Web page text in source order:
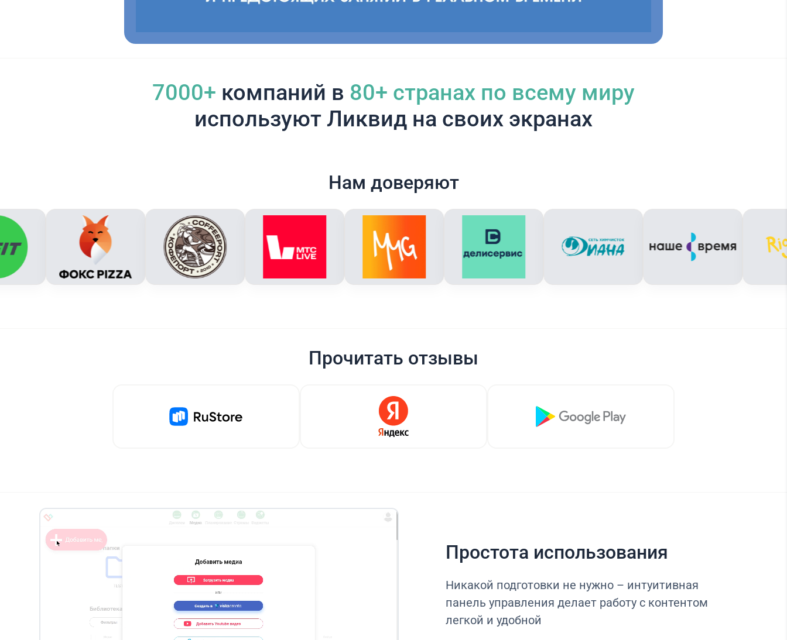
7000+ компаний в 80+ cтранах по всему миру
используют Ликвид на своих экранах
Нам доверяют
Прочитать отзывы
Простота использования
Никакой подготовки не нужно – интуитивная
панель управления делает работу с контентом
легкой и удобной